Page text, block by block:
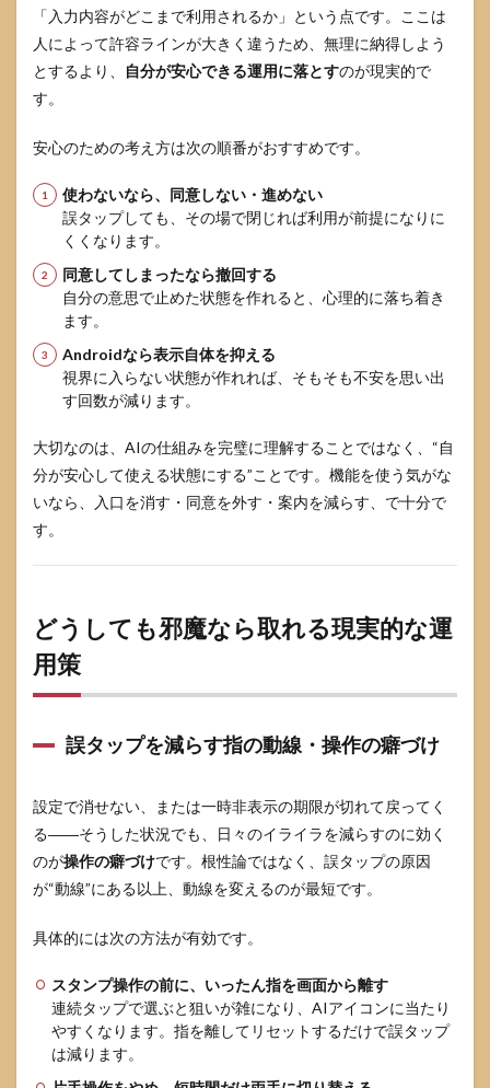
「入力内容がどこまで利用されるか」という点です。ここは
人によって許容ラインが大きく違うため、無理に納得しよう
とするより、
自分が安心できる運用に落とすのが現実的で
す。
安心のための考え方は次の順番がおすすめです。
使わないなら、同意しない・進めない
誤タップしても、その場で閉じれば利用が前提になりに
くくなります。
同意してしまったなら撤回する
自分の意思で止めた状態を作れると、心理的に落ち着き
ます。
Androidなら表示自体を抑える
視界に入らない状態が作れれば、そもそも不安を思い出
す回数が減ります。
大切なのは、AIの仕組みを完璧に理解することではなく、“自
分が安心して使える状態にする”ことです。機能を使う気がな
いなら、入口を消す・同意を外す・案内を減らす、で十分で
す。
どうしても邪魔なら取れる現実的な運
用策
誤タップを減らす指の動線・操作の癖づけ
設定で消せない、または一時非表示の期限が切れて戻ってく
る――そうした状況でも、日々のイライラを減らすのに効く
のが操作の癖づけです。根性論ではなく、誤タップの原因
が“動線”にある以上、動線を変えるのが最短です。
具体的には次の方法が有効です。
スタンプ操作の前に、いったん指を画面から離す
連続タップで選ぶと狙いが雑になり、AIアイコンに当たり
やすくなります。指を離してリセットするだけで誤タップ
は減ります。